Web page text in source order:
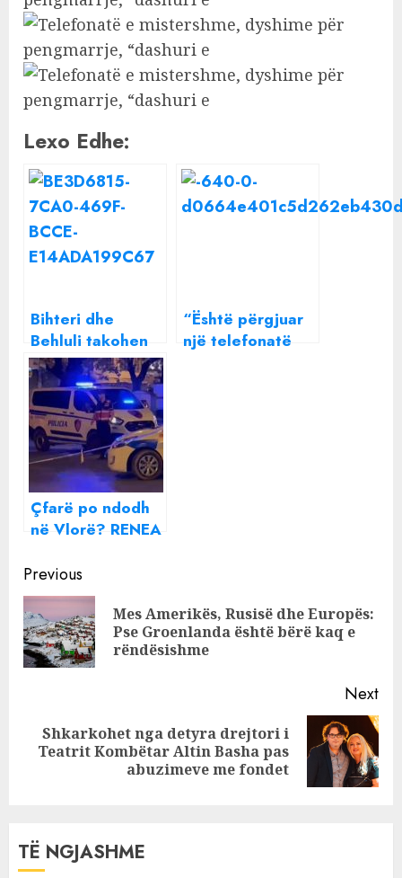
Lexo Edhe:
Bihteri dhe
Behluli takohen
për herë të parë
pas përfundimit
të serialit
“Dashuri e
Ndaluar”
“Është përgjuar
një telefonatë
Çfarë po ndodh
në Vlorë? RENEA
kontrolle dhe mbi
30 të shoqëruar
Continue
Reading
Previous
Mes Amerikës, Rusisë dhe Europës:
Pse Groenlanda është bërë kaq e
rëndësishme
Next
Next
Shkarkohet nga detyra drejtori i
Teatrit Kombëtar Altin Basha pas
abuzimeve me fondet
TË NGJASHME